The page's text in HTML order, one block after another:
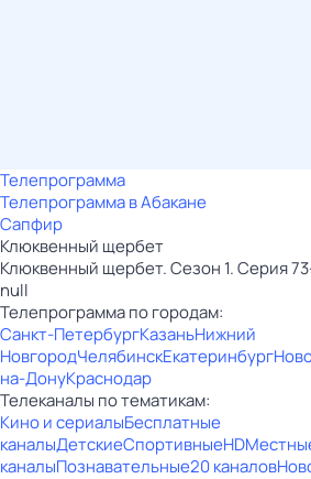
Телепрограмма
Телепрограмма в Абакане
Сапфир
Клюквенный щербет
Клюквенный щербет. Сезон 1. Серия
null
Телепрограмма по городам:
Санкт-ПетербургКазаньНижний
НовгородЧелябинскЕкатеринбург
на-ДонуКраснодар
Телеканалы по тематикам:
Кино и сериалыБесплатные
каналыДетскиеСпортивныеHD
каналыПознавательные20 каналов